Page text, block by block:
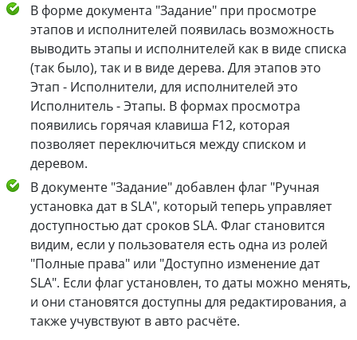
В форме документа "Задание" при просмотре
этапов и исполнителей появилась возможность
выводить этапы и исполнителей как в виде списка
(так было), так и в виде дерева. Для этапов это
Этап - Исполнители, для исполнителей это
Исполнитель - Этапы. В формах просмотра
появились горячая клавиша F12, которая
позволяет переключиться между списком и
деревом.
В документе "Задание" добавлен флаг "Ручная
установка дат в SLA", который теперь управляет
доступностью дат сроков SLA. Флаг становится
видим, если у пользователя есть одна из ролей
"Полные права" или "Доступно изменение дат
SLA". Если флаг установлен, то даты можно менять,
и они становятся доступны для редактирования, а
также учувствуют в авто расчёте.